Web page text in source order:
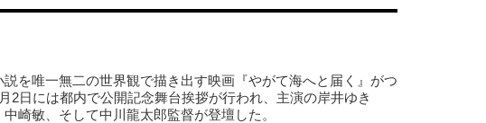
を唯一無二の世界観で描き出す映画『やがて海へと届く』がつ
2日には都内で公開記念舞台挨拶が行われ、主演の岸井ゆき
崎敏、そして中川龍太郎監督が登壇した。